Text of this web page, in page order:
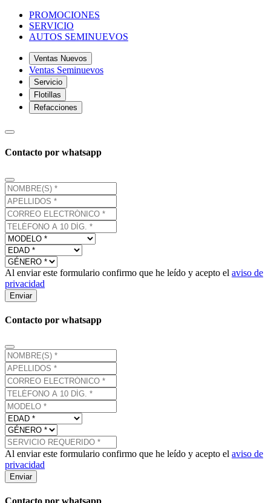
PROMOCIONES
SERVICIO
AUTOS SEMINUEVOS
Ventas Nuevos
Ventas Seminuevos
Servicio
Flotillas
Refacciones
Contacto por whatsapp
Al enviar este formulario confirmo que he leído y acepto el aviso de
privacidad
Enviar
Contacto por whatsapp
Al enviar este formulario confirmo que he leído y acepto el aviso de
privacidad
Enviar